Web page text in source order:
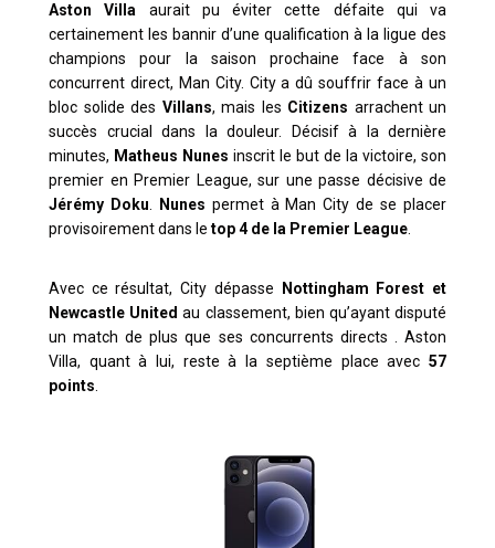
Aston Villa aurait pu éviter cette défaite qui va
certainement les bannir d’une qualification à la ligue des
champions pour la saison prochaine face à son
concurrent direct, Man City. City a dû souffrir face à un
bloc solide des Villans, mais les Citizens arrachent un
succès crucial dans la douleur. Décisif à la dernière
minutes, Matheus Nunes inscrit le but de la victoire, son
premier en Premier League, sur une passe décisive de
Jérémy Doku
Nunes permet à Man City de se placer
provisoirement dans le top 4 de la Premier League
Avec ce résultat, City dépasse
Nottingham Forest et
Newcastle United au classement, bien qu’ayant disputé
un match de plus que ses concurrents directs .Aston
Villa, quant à lui, reste à la septième place avec 57
points